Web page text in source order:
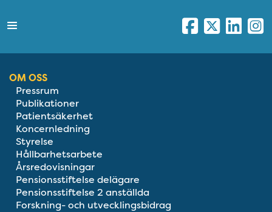
OM OSS
Pressrum
Publikationer
Patientsäkerhet
Koncernledning
Styrelse
Hållbarhetsarbete
Årsredovisningar
Pensionsstiftelse delägare
Pensionsstiftelse 2 anställda
Forskning- och utvecklingsbidrag